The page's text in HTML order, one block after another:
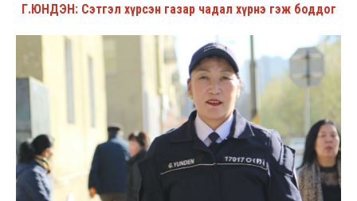
Г.ЮНДЭН: Сэтгэл хүрсэн газар чадал хүрнэ гэж боддог